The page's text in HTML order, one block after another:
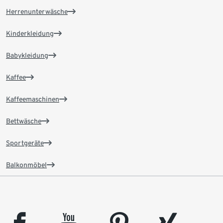
Herrenunterwäsche
Kinderkleidung
Babykleidung
Kaffee
Kaffeemaschinen
Bettwäsche
Sportgeräte
Balkonmöbel